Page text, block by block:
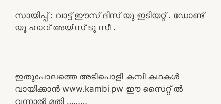
സായിപ്പ് : വാട്ട് ഈസ് ദിസ് യു ഇടിയറ്റ് . ഡോണ്ട്
യൂ ഹാവ് അയിസ് ടു സീ .
ഇതുപോലത്തെ അടിപൊളി കമ്പി കഥകൾ
വായിക്കാൻ www.kambi.pw ഈ സൈറ്റ് ൽ
വന്നാൽ മതി ………